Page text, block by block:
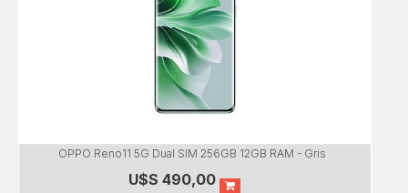
OPPO Reno11 5G Dual SIM 256GB 12GB RAM - Gris
U$S 490,00